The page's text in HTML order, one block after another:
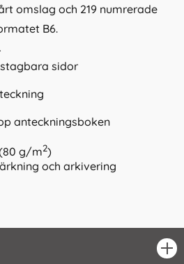
omslag och 219 numrerade
B6.
sidor
anteckningsboken
g/m2)
och arkivering